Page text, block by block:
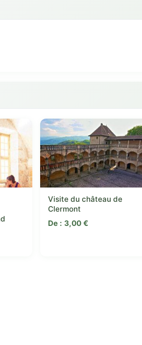
Visite du château de
Clermont
De : 3,00 €